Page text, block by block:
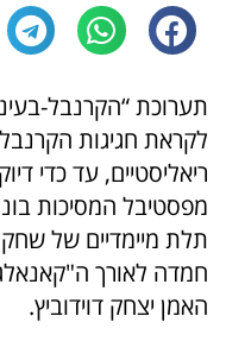
תערוכת “הקרנבל-
לקראת חגיגות הקרנבל
ריאליסטיים, עד כדי
מפסטיבל המסיכות
תלת מיימדיים של
חמדה לאורך
האמן יצחק דוידוביץ.